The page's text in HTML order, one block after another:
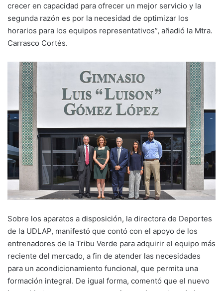
crecer en capacidad para ofrecer un mejor servicio y la
segunda razón es por la necesidad de optimizar los
horarios para los equipos representativos”, añadió la Mtra.
Carrasco Cortés.
Sobre los aparatos a disposición, la directora de Deportes
de la UDLAP, manifestó que contó con el apoyo de los
entrenadores de la Tribu Verde para adquirir el equipo más
reciente del mercado, a fin de atender las necesidades
para un acondicionamiento funcional, que permita una
formación integral. De igual forma, comentó que el nuevo